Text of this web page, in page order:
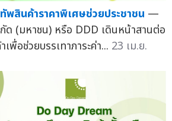
สินค้าราคาพิเศษช่วยประชาชน —
ด (มหาชน) หรือ DDD เดินหน้าสานต่อ
พื่อช่วยบรรเทาภาระค่า... 23 เม.ย.